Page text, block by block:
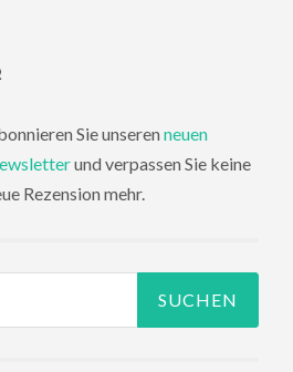
Sie unseren neuen
und verpassen Sie keine
Rezension mehr.